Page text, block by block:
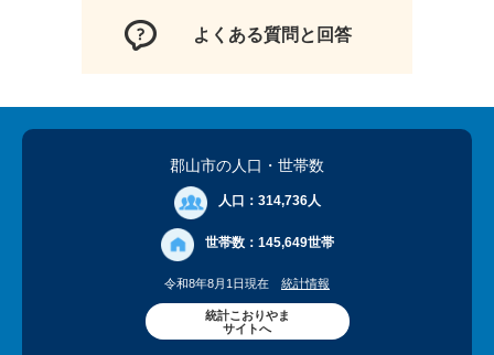
よくある質問と回答
郡山市の人口 ・世帯数
人口： 314,736人
世帯数： 145,649世帯
令和8年8月1日現在 統計情報
統計こおりやま
サイトへ